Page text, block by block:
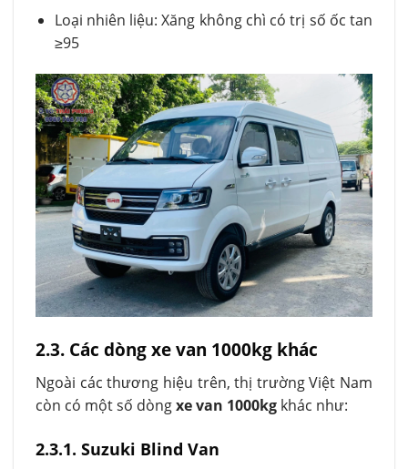
Loại nhiên liệu: Xăng không chì có trị số ốc tan
≥95
2.3. Các dòng xe van 1000kg khác
Ngoài các thương hiệu trên, thị trường Việt Nam
còn có một số dòngxe van 1000kg khác như:
2.3.1. Suzuki Blind Van